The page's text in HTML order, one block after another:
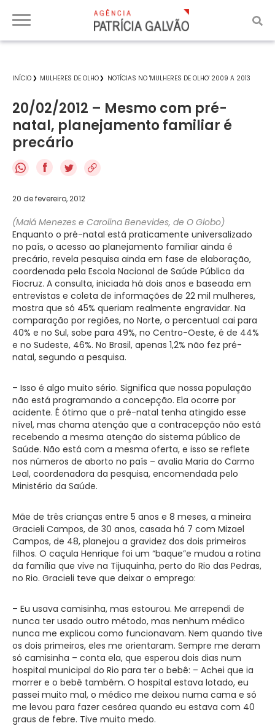
INÍCIO MULHERES DE OLHO NOTÍCIAS NO 'MULHERES DE OLHO' 2009 A 2013
20/02/2012 – Mesmo com pré-
natal, planejamento familiar é
precário
f
20 de fevereiro, 2012
(Maiá Menezes e Carolina Benevides, de O Globo)
Enquanto o pré-natal está praticamente universalizado
no país, o acesso ao planejamento familiar ainda é
precário, revela pesquisa ainda em fase de elaboração,
coordenada pela Escola Nacional de Saúde Pública da
Fiocruz. A consulta, iniciada há dois anos e baseada em
entrevistas e coleta de informações de 22 mil mulheres,
mostra que só 45% queriam realmente engravidar. Na
comparação por regiões, no Norte, o percentual cai para
40% e no Sul, sobe para 49%, no Centro-Oeste, é de 44%
e no Sudeste, 46%. No Brasil, apenas 1,2% não fez pré-
natal, segundo a pesquisa.
– Isso é algo muito sério. Significa que nossa população
não está programando a concepção. Ela ocorre por
acidente. É ótimo que o pré-natal tenha atingido esse
nível, mas chama atenção que a contracepção não está
recebendo a mesma atenção do sistema público de
Saúde. Não está com a mesma oferta, e isso se reflete
nos números de aborto no país – avalia Maria do Carmo
Leal, coordenadora da pesquisa, encomendada pelo
Ministério da Saúde.
Mãe de três crianças entre 5 anos e 8 meses, a mineira
Gracieli Campos, de 30 anos, casada há 7 com Mizael
Campos, de 48, planejou a gravidez dos dois primeiros
filhos. O caçula Henrique foi um “baque”e mudou a rotina
da família que vive na Tijuquinha, perto do Rio das Pedras,
no Rio. Gracieli teve que deixar o emprego:
– Eu usava camisinha, mas estourou. Me arrependi de
nunca ter usado outro método, mas nenhum médico
nunca me explicou como funcionavam. Nem quando tive
os dois primeiros, eles me orientaram. Sempre me deram
só camisinha – conta ela, que esperou dois dias num
hospital municipal do Rio para ter o bebê: – Achei que ia
morrer e o bebê também. O hospital estava lotado, eu
passei muito mal, o médico me deixou numa cama e só
me levou para fazer cesárea quando eu estava com 40
graus de febre. Tive muito medo.